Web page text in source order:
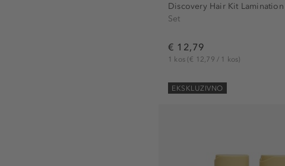
Discovery Hair Kit Lamination
Set
€ 12,79
1 kos(€ 12,79 / 1 kos)
EKSKLUZIVNO